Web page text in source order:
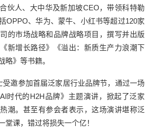
伙人、大中华及新加坡CEO，带领科特勒
OPPO、华为、蒙牛、小红书等超过120家
的市场战略和品牌战略项目，撰写并出版
新增长路径》《溢出：新质生产力浪潮下
略》等书籍。
受邀参加首届泛家居行业品牌节，通过一场
时代的H2H品牌》主题演讲，掀起了泛家
潮。甚至有参会者表示，这场演讲堪称泛
堂课，错过将损失一个亿！